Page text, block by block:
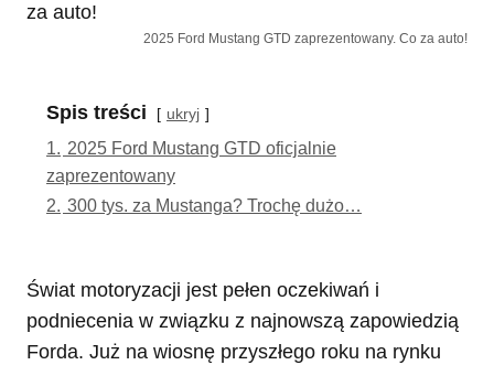
2025 Ford Mustang GTD zaprezentowany. Co za auto!
Spis treści ukryj
1. 2025 Ford Mustang GTD oficjalnie
zaprezentowany
2. 300 tys. za Mustanga? Trochę dużo…
Świat motoryzacji jest pełen oczekiwań i
podniecenia w związku z najnowszą zapowiedzią
Forda. Już na wiosnę przyszłego roku na rynku